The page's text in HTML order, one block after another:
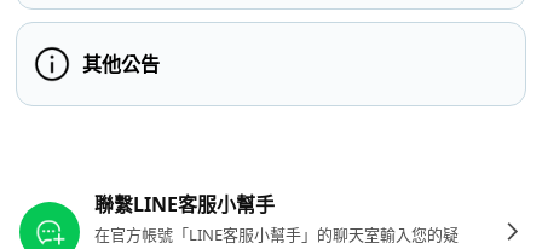
其他公告
聯繫LINE客服小幫手
在官方帳號「LINE客服小幫手」的聊天室輸入您的疑